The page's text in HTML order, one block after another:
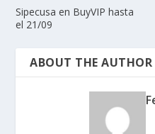
Sipecusa en BuyVIP hasta
el 21/09
ABOUT THE AUTHOR